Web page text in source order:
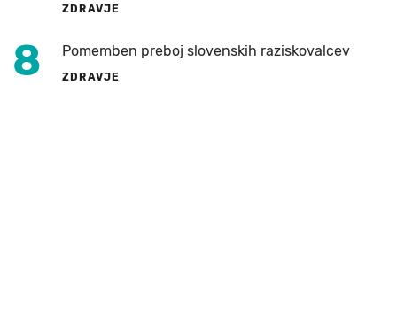
ZDRAVJE
8 Pomemben preboj slovenskih raziskovalcev
ZDRAVJE